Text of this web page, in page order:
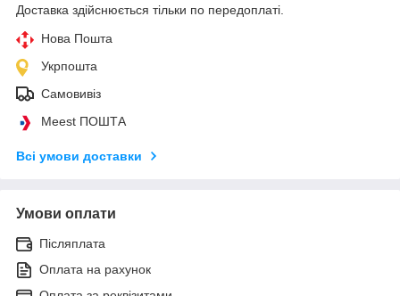
Доставка здійснюється тільки по передоплаті.
Нова Пошта
Укрпошта
Самовивіз
Meest ПОШТА
Всі умови доставки
Умови оплати
Післяплата
Оплата на рахунок